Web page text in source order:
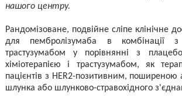
нашого центру.
Рандомізоване, подвійне сліпе клінічне
для пембролізумаба в комбінації з
трастузумабом у порівнянні з
хіміотерапією і трастузумабом, як
пацієнтів з HER2-позитивним,
шлунка або шлунково-стравохідного